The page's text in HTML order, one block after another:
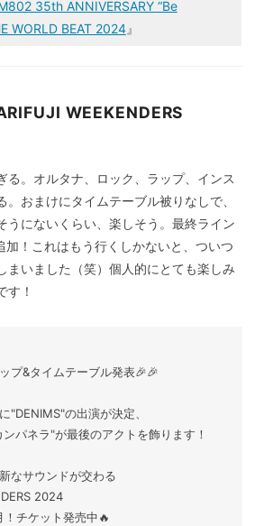
35th ANNIVERSARY “Be
WORLD BEAT 2024』
WEEKENDERS
る。オルタナ、ロック、ラップ、インス
。おまけにタイムテーブル被りなしで、
うにないくらい、楽しそう。最終ライン
加！これはもう行くしかないと、ついつ
まいました（笑）個人的にとても楽しみ
す！
プ&タイムテーブル発表🎉🎉
"DENIMS"の出演が決定、
パネラ"が最後のアクトを飾ります！
なサウンドが交わる
2024
チケット発売中🔥